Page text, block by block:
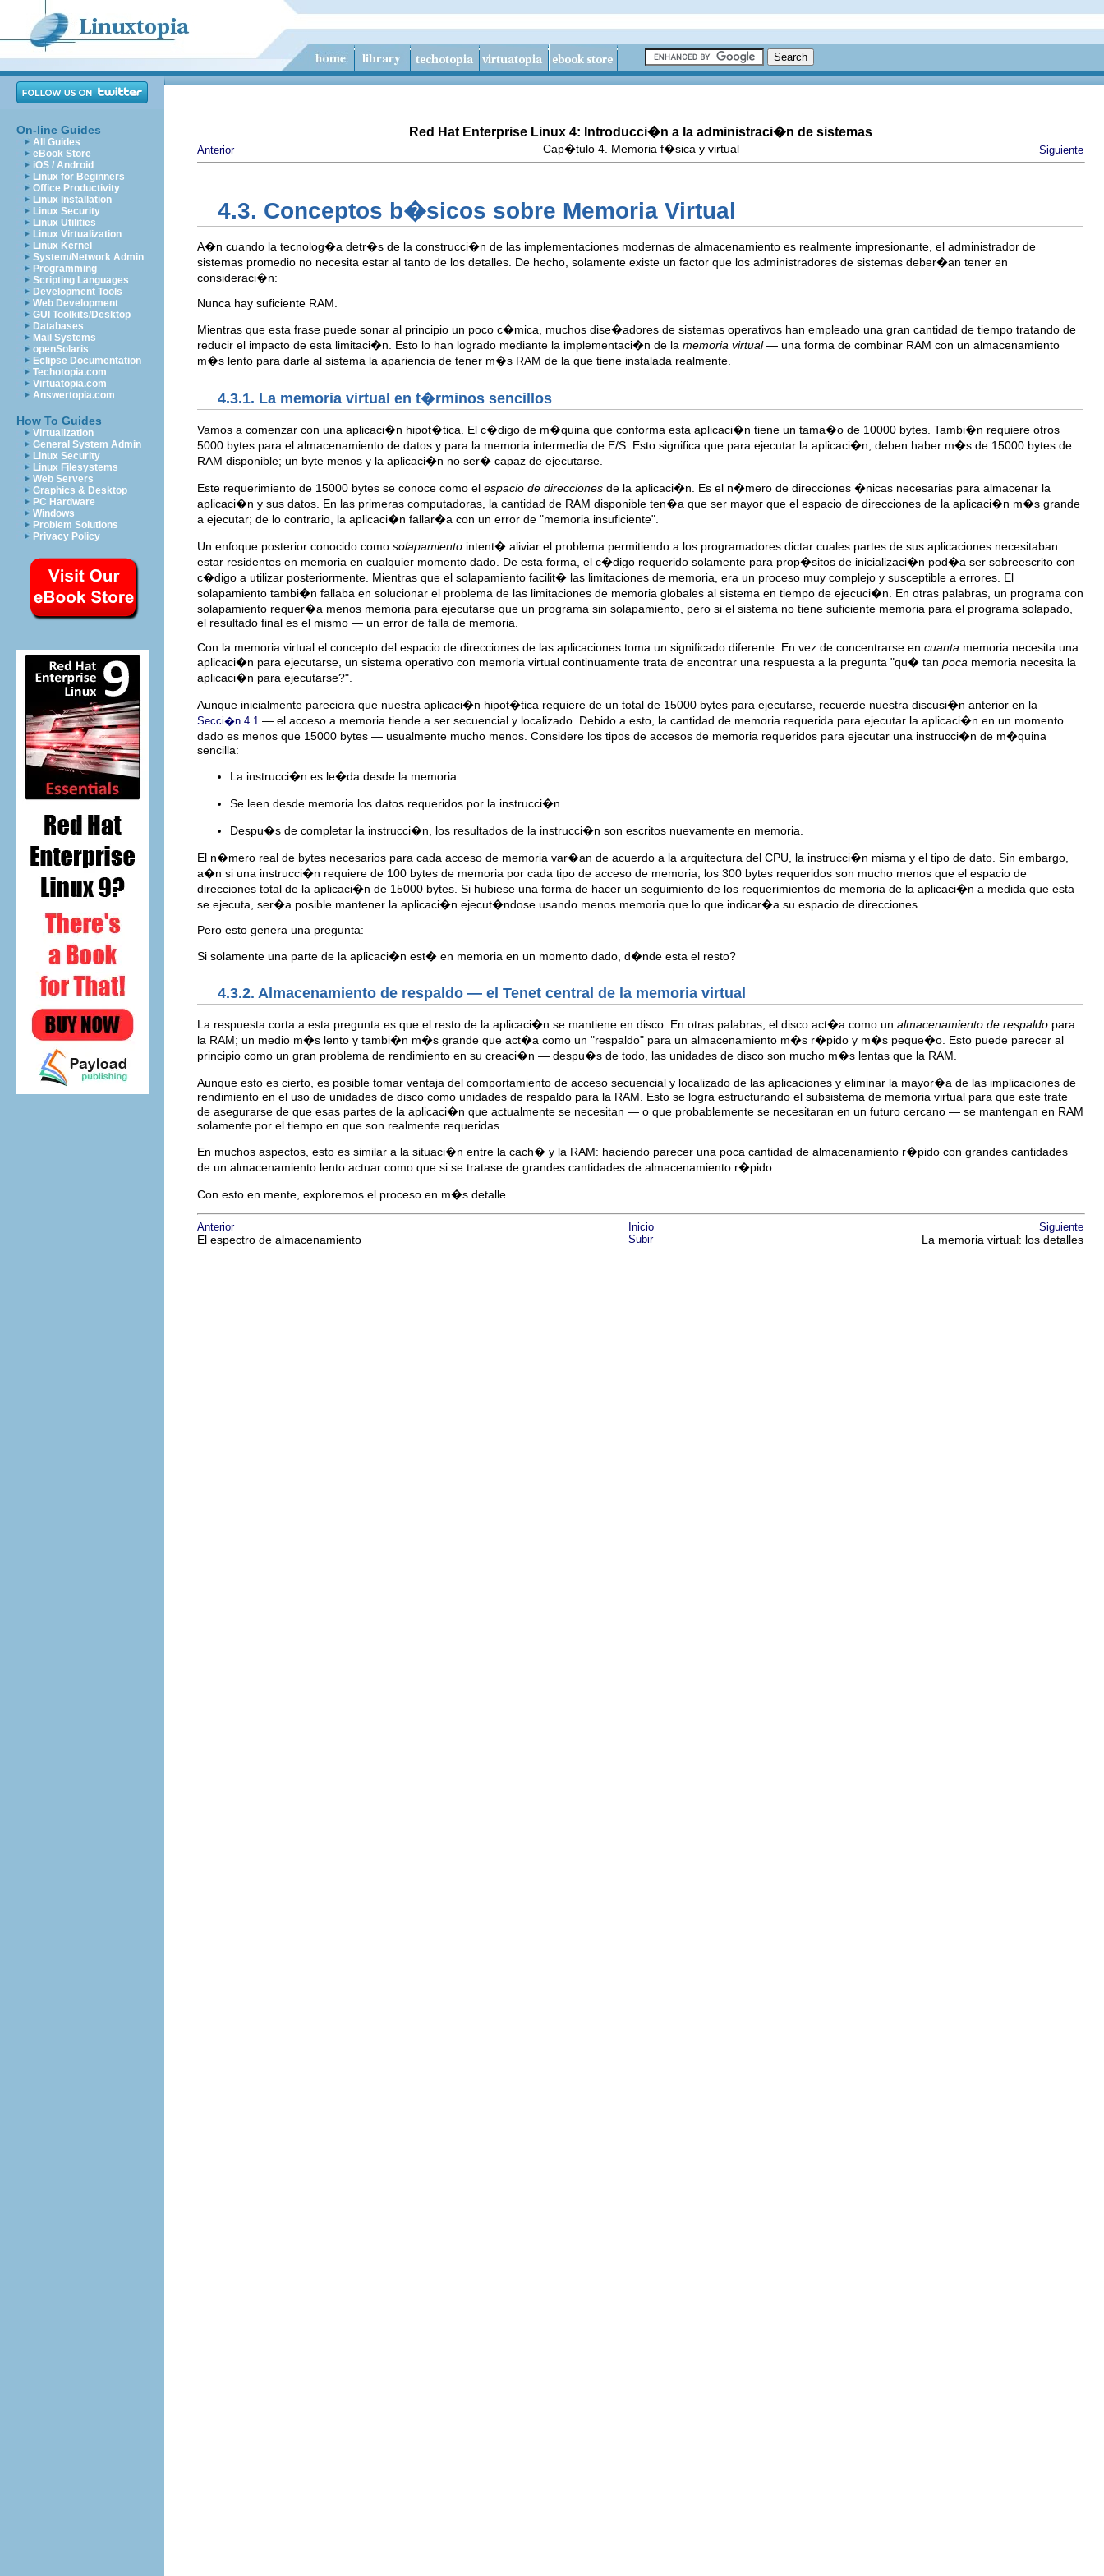
On-line Guides
All Guides
eBook Store
iOS / Android
Linux for Beginners
Office Productivity
Linux Installation
Linux Security
Linux Utilities
Linux Virtualization
Linux Kernel
System/Network Admin
Programming
Scripting Languages
Development Tools
Web Development
GUI Toolkits/Desktop
Databases
Mail Systems
openSolaris
Eclipse Documentation
Techotopia.com
Virtuatopia.com
Answertopia.com
How To Guides
Virtualization
General System Admin
Linux Security
Linux Filesystems
Web Servers
Graphics & Desktop
PC Hardware
Windows
Problem Solutions
Privacy Policy
Red Hat Enterprise Linux 4: Introducci�n a la administraci�n de sistemas
Anterior Cap�tulo 4. Memoria f�sica y virtual Siguiente
4.3. Conceptos b�sicos sobre Memoria Virtual
A�n cuando la tecnolog�a detr�s de la construcci�n de las implementaciones modernas de almacenamiento es realmente impresionante, el administrador de
sistemas promedio no necesita estar al tanto de los detalles. De hecho, solamente existe un factor que los administradores de sistemas deber�an tener en
consideraci�n:
Nunca hay suficiente RAM.
Mientras que esta frase puede sonar al principio un poco c�mica, muchos dise�adores de sistemas operativos han empleado una gran cantidad de tiempo tratando de
reducir el impacto de esta limitaci�n. Esto lo han logrado mediante la implementaci�n de la memoria virtual— una forma de combinar RAM con un almacenamiento
m�s lento para darle al sistema la apariencia de tener m�s RAM de la que tiene instalada realmente.
4.3.1. La memoria virtual en t�rminos sencillos
Vamos a comenzar con una aplicaci�n hipot�tica. El c�digo de m�quina que conforma esta aplicaci�n tiene un tama�o de 10000 bytes. Tambi�n requiere otros
5000 bytes para el almacenamiento de datos y para la memoria intermedia de E/S. Esto significa que para ejecutar la aplicaci�n, deben haber m�s de 15000 bytes de
RAM disponible; un byte menos y la aplicaci�n no ser� capaz de ejecutarse.
Este requerimiento de 15000 bytes se conoce como el espacio de direcciones de la aplicaci�n. Es el n�mero de direcciones �nicas necesarias para almacenar la
aplicaci�n y sus datos. En las primeras computadoras, la cantidad de RAM disponible ten�a que ser mayor que el espacio de direcciones de la aplicaci�n m�s grande
a ejecutar; de lo contrario, la aplicaci�n fallar�a con un error de "memoria insuficiente".
Un enfoque posterior conocido como solapamiento intent� aliviar el problema permitiendo a los programadores dictar cuales partes de sus aplicaciones necesitaban
estar residentes en memoria en cualquier momento dado. De esta forma, el c�digo requerido solamente para prop�sitos de inicializaci�n pod�a ser sobreescrito con
c�digo a utilizar posteriormente. Mientras que el solapamiento facilit� las limitaciones de memoria, era un proceso muy complejo y susceptible a errores. El
solapamiento tambi�n fallaba en solucionar el problema de las limitaciones de memoria globales al sistema en tiempo de ejecuci�n. En otras palabras, un programa con
solapamiento requer�a menos memoria para ejecutarse que un programa sin solapamiento, pero si el sistema no tiene suficiente memoria para el programa solapado,
el resultado final es el mismo — un error de falla de memoria.
Con la memoria virtual el concepto del espacio de direcciones de las aplicaciones toma un significado diferente. En vez de concentrarse en cuanta memoria necesita una
aplicaci�n para ejecutarse, un sistema operativo con memoria virtual continuamente trata de encontrar una respuesta a la pregunta "qu� tan poca memoria necesita la
aplicaci�n para ejecutarse?".
Aunque inicialmente pareciera que nuestra aplicaci�n hipot�tica requiere de un total de 15000 bytes para ejecutarse, recuerde nuestra discusi�n anterior en la
Secci�n 4.1 — el acceso a memoria tiende a ser secuencial y localizado. Debido a esto, la cantidad de memoria requerida para ejecutar la aplicaci�n en un momento
dado es menos que 15000 bytes — usualmente mucho menos. Considere los tipos de accesos de memoria requeridos para ejecutar una instrucci�n de m�quina
sencilla:
La instrucci�n es le�da desde la memoria.
Se leen desde memoria los datos requeridos por la instrucci�n.
Despu�s de completar la instrucci�n, los resultados de la instrucci�n son escritos nuevamente en memoria.
El n�mero real de bytes necesarios para cada acceso de memoria var�an de acuerdo a la arquitectura del CPU, la instrucci�n misma y el tipo de dato. Sin embargo,
a�n si una instrucci�n requiere de 100 bytes de memoria por cada tipo de acceso de memoria, los 300 bytes requeridos son mucho menos que el espacio de
direcciones total de la aplicaci�n de 15000 bytes. Si hubiese una forma de hacer un seguimiento de los requerimientos de memoria de la aplicaci�n a medida que esta
se ejecuta, ser�a posible mantener la aplicaci�n ejecut�ndose usando menos memoria que lo que indicar�a su espacio de direcciones.
Pero esto genera una pregunta:
Si solamente una parte de la aplicaci�n est� en memoria en un momento dado, d�nde esta el resto?
4.3.2. Almacenamiento de respaldo — el Tenet central de la memoria virtual
La respuesta corta a esta pregunta es que el resto de la aplicaci�n se mantiene en disco. En otras palabras, el disco act�a como un almacenamiento de respaldo para
la RAM; un medio m�s lento y tambi�n m�s grande que act�a como un "respaldo" para un almacenamiento m�s r�pido y m�s peque�o. Esto puede parecer al
principio como un gran problema de rendimiento en su creaci�n — despu�s de todo, las unidades de disco son mucho m�s lentas que la RAM.
Aunque esto es cierto, es posible tomar ventaja del comportamiento de acceso secuencial y localizado de las aplicaciones y eliminar la mayor�a de las implicaciones de
rendimiento en el uso de unidades de disco como unidades de respaldo para la RAM. Esto se logra estructurando el subsistema de memoria virtual para que este trate
de asegurarse de que esas partes de la aplicaci�n que actualmente se necesitan — o que probablemente se necesitaran en un futuro cercano — se mantengan en RAM
solamente por el tiempo en que son realmente requeridas.
En muchos aspectos, esto es similar a la situaci�n entre la cach� y la RAM: haciendo parecer una poca cantidad de almacenamiento r�pido con grandes cantidades
de un almacenamiento lento actuar como que si se tratase de grandes cantidades de almacenamiento r�pido.
Con esto en mente, exploremos el proceso en m�s detalle.
Anterior Inicio Siguiente
El espectro de almacenamiento Subir La memoria virtual: los detalles